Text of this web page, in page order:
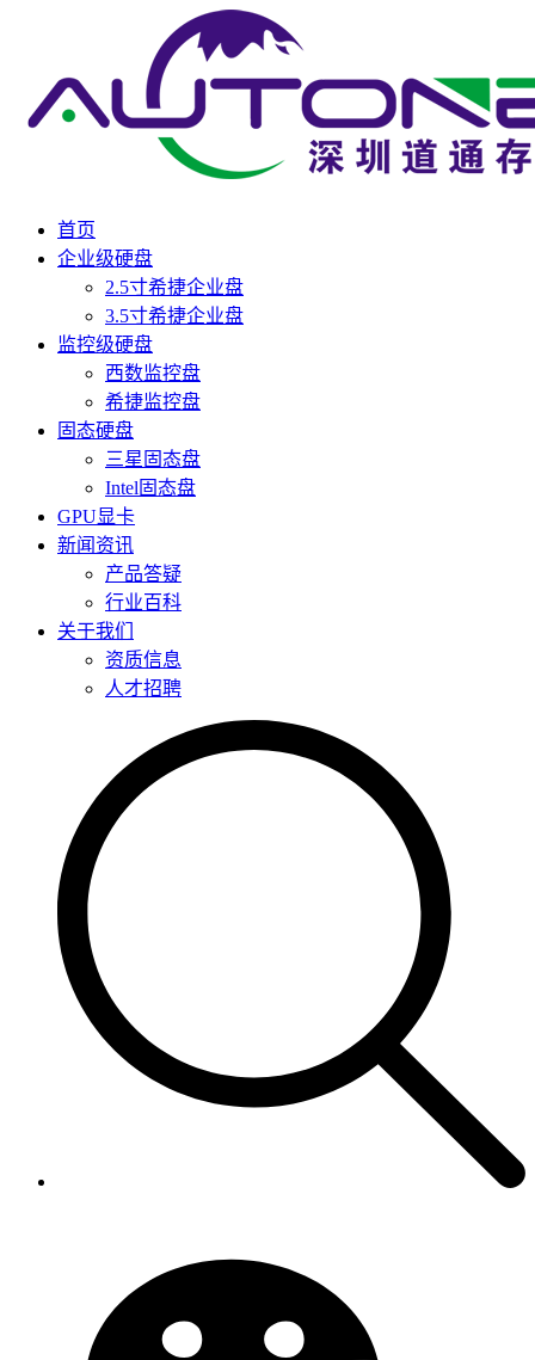
首页
企业级硬盘
2.5寸希捷企业盘
3.5寸希捷企业盘
监控级硬盘
西数监控盘
希捷监控盘
固态硬盘
三星固态盘
Intel固态盘
GPU显卡
新闻资讯
产品答疑
行业百科
关于我们
资质信息
人才招聘